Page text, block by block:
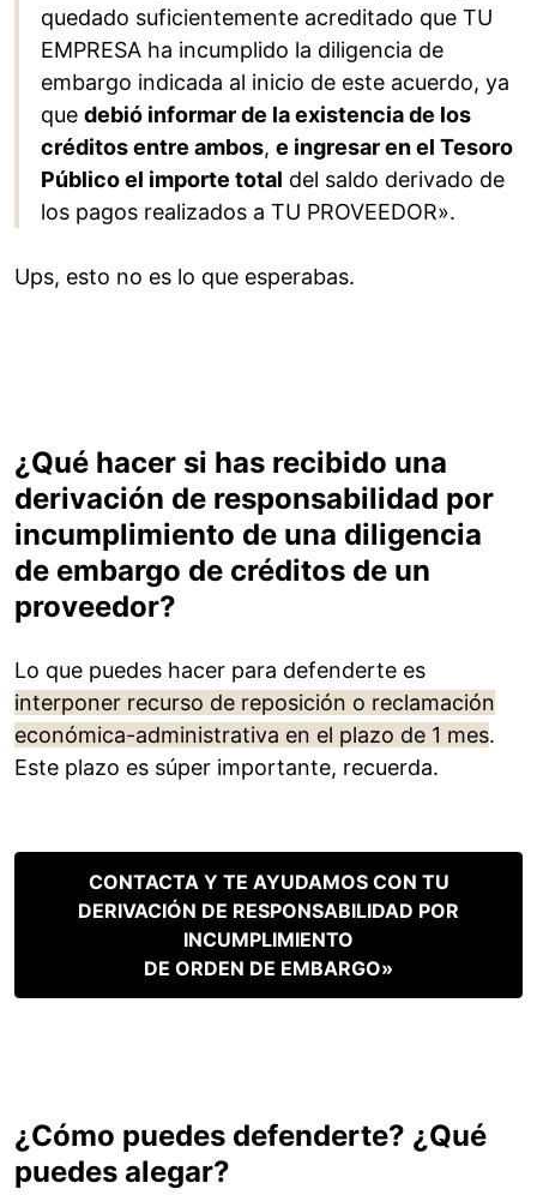
quedado suficientemente acreditado que TU
EMPRESA ha incumplido la diligencia de
embargo indicada al inicio de este acuerdo, ya
que debió informar de la existencia de los
créditos entre ambos, e ingresar en el Tesoro
Público el importe total del saldo derivado de
los pagos realizados a TU PROVEEDOR».
Ups, esto no es lo que esperabas.
¿Qué hacer si has recibido una
derivación de responsabilidad por
incumplimiento de una diligencia
de embargo de créditos de un
proveedor?
Lo que puedes hacer para defenderte es
interponer recurso de reposición o reclamación
económica-administrativa en el plazo de 1 mes.
Este plazo es súper importante, recuerda.
CONTACTA Y TE AYUDAMOS CON TU
DERIVACIÓN DE RESPONSABILIDAD POR
INCUMPLIMIENTO
DE ORDEN DE EMBARGO»
¿Cómo puedes defenderte? ¿Qué
puedes alegar?